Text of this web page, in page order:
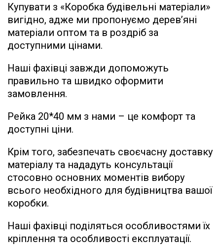
Купувати з «Коробка будівельні матеріали»
вигідно, адже ми пропонуємо дерев’яні
матеріали оптом та в роздріб за
доступними цінами.
Наші фахівці завжди допоможуть
правильно та швидко оформити
замовлення.
Рейка 20*40 мм з нами – це комфорт та
доступні ціни.
Крім того, забезпечать своєчасну доставку
матеріалу та нададуть консультації
стосовно основних моментів вибору
всього необхідного для будівництва вашої
коробки.
Наші фахівці поділяться особливостями їх
кріплення та особливості експлуатації.